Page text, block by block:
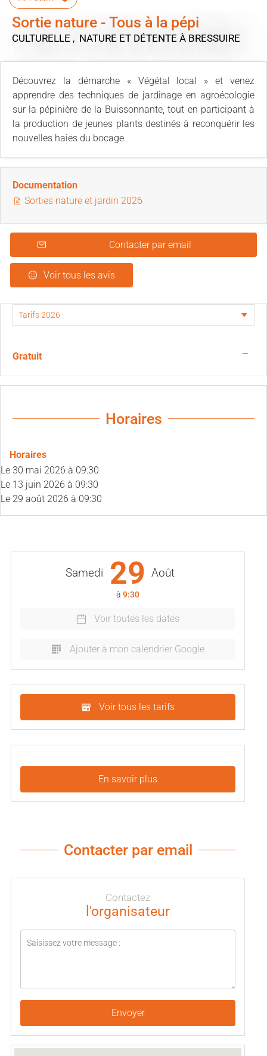
Sortie nature - Tous à la pépi
CULTURELLE , NATURE ET DÉTENTE À BRESSUIRE
Découvrez la démarche « Végétal local » et venez
apprendre des techniques de jardinage en agroécologie
sur la pépinière de la Buissonnante, tout en participant à
la production de jeunes plants destinés à reconquérir les
nouvelles haies du bocage.
Documentation
Sorties nature et jardin 2026
Contacter par email
Voir tous les avis
Gratuit —
Horaires
Horaires
Le 30 mai 2026 à 09:30
Le 13 juin 2026 à 09:30
Le 29 août 2026 à 09:30
Samedi 29 Août
à 9:30
Voir toutes les dates
Ajouter à mon calendrier Google
Voir tous les tarifs
En savoir plus
Contacter par email
Contactez
l'organisateur
Envoyer